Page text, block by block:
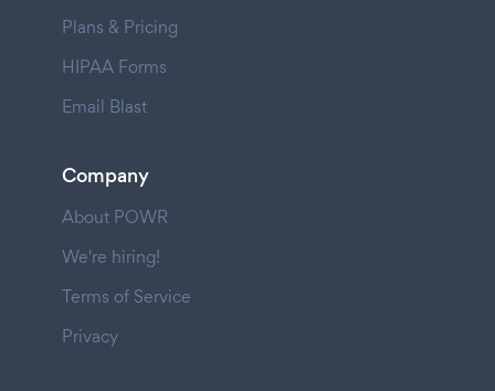
Plans & Pricing
HIPAA Forms
Email Blast
Company
About POWR
We're hiring!
Terms of Service
Privacy